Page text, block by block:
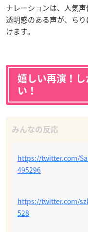
ナレーションは、人気
透明感のある声が、ち
けます。
嬉しい再演！
い！
https://twitter.com/
495296
https://twitter.com/
528